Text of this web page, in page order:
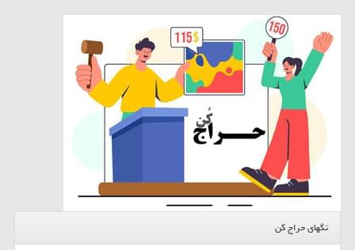
تگهای حراج کن